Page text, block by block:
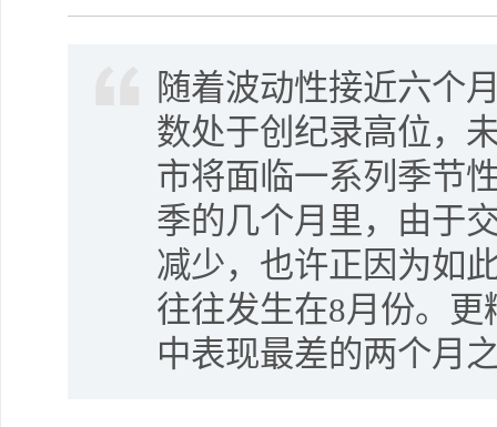
随着波动性接近六个
数处于创纪录高位，
市将面临一系列季节
季的几个月里，由于
减少，也许正因为如
往往发生在8月份。
中表现最差的两个月